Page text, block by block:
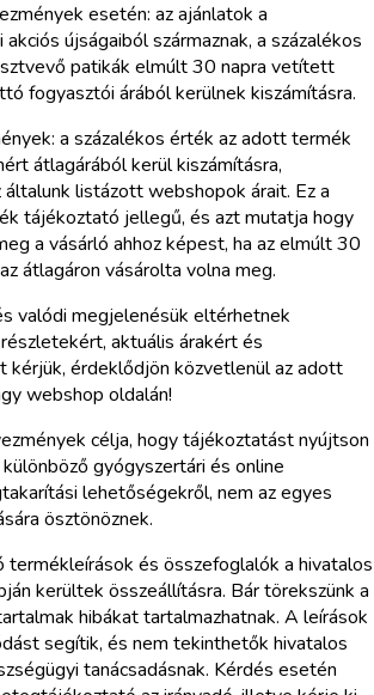
esetén: az ajánlatok a
újságaiból származnak, a százalékos
patikák elmúlt 30 napra vetített
fogyasztói árából kerülnek kiszámításra.
a százalékos érték az adott termék
átlagárából kerül kiszámításra,
listázott webshopok árait. Ez a
tájékoztató jellegű, és azt mutatja hogy
a vásárló ahhoz képest, ha az elmúlt 30
átlagáron vásárolta volna meg.
valódi megjelenésük eltérhetnek
aktuális árakért és
kérjük, érdeklődjön közvetlenül az adott
webshop oldalán!
célja, hogy tájékoztatást nyújtson
gyógyszertári és online
lehetőségekről, nem az egyes
ösztönöznek.
termékleírások és összefoglalók a hivatalos
kerültek összeállításra. Bár törekszünk a
hibákat tartalmazhatnak. A leírások
segítik, és nem tekinthetők hivatalos
tanácsadásnak. Kérdés esetén